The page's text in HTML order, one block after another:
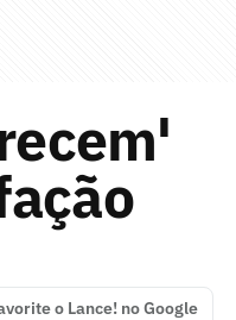
o Lance! no Google